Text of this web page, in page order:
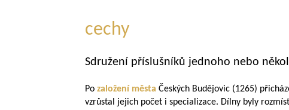
cechy
Sdružení příslušníků jednoho nebo
Po založení města Českých Budějovic (1265)
vzrůstal jejich počet i specializace. Dílny byly